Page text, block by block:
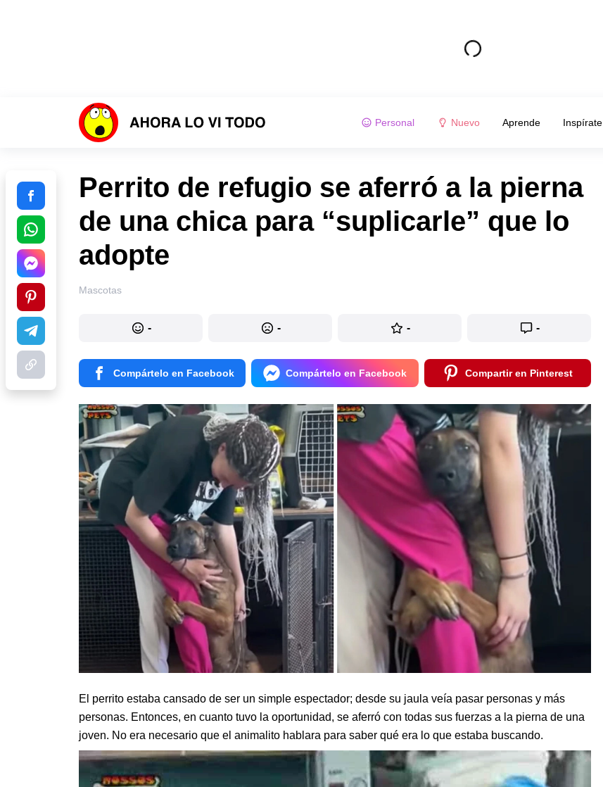
Personal Nuevo Aprende Inspírate
Perrito de refugio se aferró a la pierna
de una chica para “suplicarle” que lo
adopte
Mascotas
- - - -
Compártelo en Facebook Compártelo en Facebook Compartir en Pinterest
El perrito estaba cansado de ser un simple espectador; desde su jaula veía pasar personas y más
personas. Entonces, en cuanto tuvo la oportunidad, se aferró con todas sus fuerzas a la pierna de una
joven. No era necesario que el animalito hablara para saber qué era lo que estaba buscando.